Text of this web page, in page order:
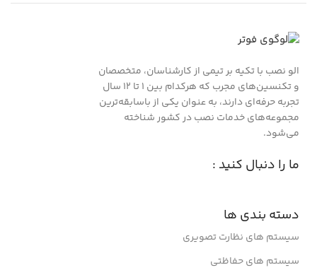
الو نصب با تکیه بر تیمی از کارشناسان، متخصصان
و تکنسین‌های مجرب که هرکدام بین ۱ تا ۱۲ سال
تجربه حرفه‌ای دارند، به عنوان یکی از باسابقه‌ترین
مجموعه‌های خدمات نصب در کشور شناخته
می‌شود.
ما را دنبال کنید :
دسته بندی ها
سیستم های نظارت تصویری
سیستم های حفاظتی